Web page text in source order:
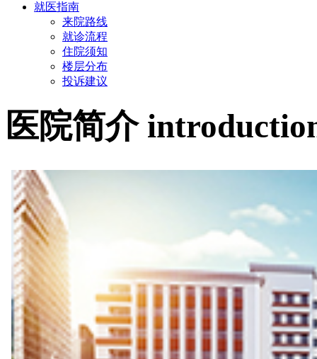
就医指南
来院路线
就诊流程
住院须知
楼层分布
投诉建议
医院简介